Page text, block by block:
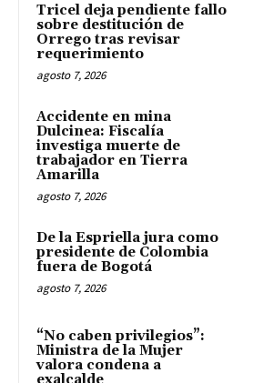
Tricel deja pendiente fallo
sobre destitución de
Orrego tras revisar
requerimiento
agosto 7, 2026
Accidente en mina
Dulcinea: Fiscalía
investiga muerte de
trabajador en Tierra
Amarilla
agosto 7, 2026
De la Espriella jura como
presidente de Colombia
fuera de Bogotá
agosto 7, 2026
“No caben privilegios”:
Ministra de la Mujer
valora condena a
exalcalde